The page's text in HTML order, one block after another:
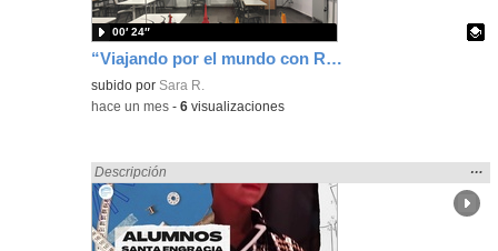
“Viajando por el mundo con RMQ y PM: Visitando monumentos”
Contenido educativo.
subido por Sara R.
00′ 24″
-hace un mes -6 visualizaciones
Encontrado «Diseño» en:
Descripción
la
…